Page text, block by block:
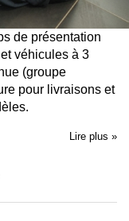
de présentation
véhicules à 3
(groupe
pour livraisons et
Lire plus »